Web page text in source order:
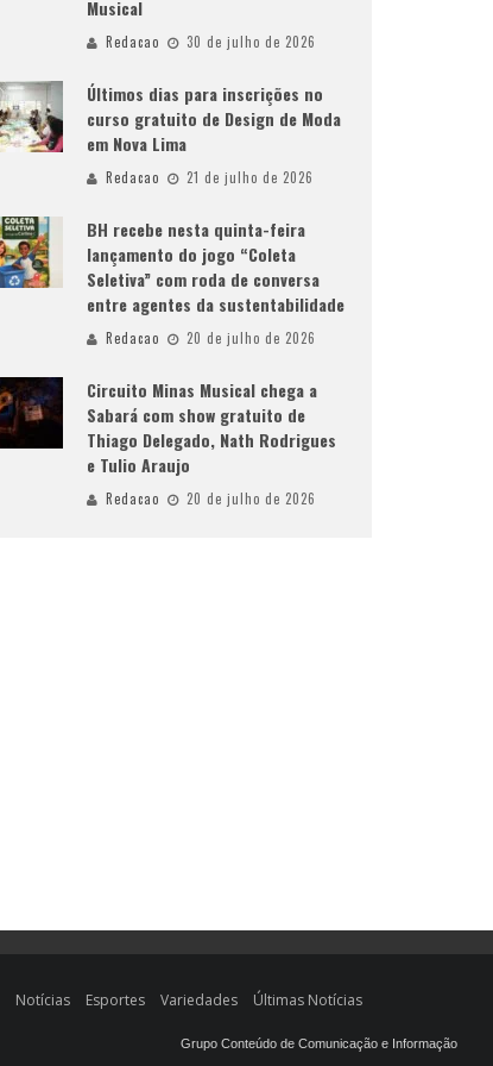
Musical
Redacao 30 de julho de 2026
Últimos dias para inscrições no
curso gratuito de Design de Moda
em Nova Lima
Redacao 21 de julho de 2026
BH recebe nesta quinta-feira
lançamento do jogo “Coleta
Seletiva” com roda de conversa
entre agentes da sustentabilidade
Redacao 20 de julho de 2026
Circuito Minas Musical chega a
Sabará com show gratuito de
Thiago Delegado, Nath Rodrigues
e Tulio Araujo
Redacao 20 de julho de 2026
Notícias Esportes Variedades Últimas Notícias
Grupo Conteúdo de Comunicação e Informação